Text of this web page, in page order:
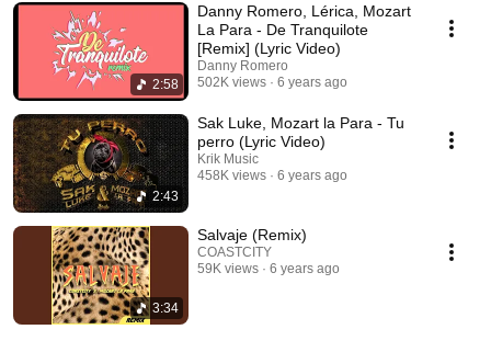
2:58
Danny Romero, Lérica, Mozart
La Para - De Tranquilote
[Remix] (Lyric Video)
Danny Romero
502K views
6 years ago
2:43
Sak Luke, Mozart la Para - Tu
perro (Lyric Video)
Krik Music
458K views
6 years ago
3:34
Salvaje (Remix)
COASTCITY
59K views
6 years ago